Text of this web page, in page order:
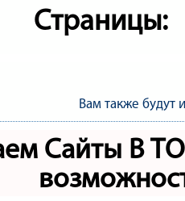
Страницы:
Вам также будут
Сайты В